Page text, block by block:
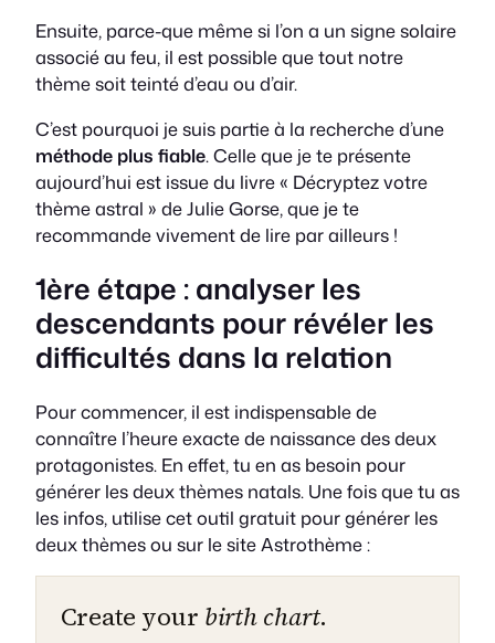
Ensuite, parce-que même si l’on a un signe solaire
associé au feu, il est possible que tout notre
thème soit teinté d’eau ou d’air.
C’est pourquoi je suis partie à la recherche d’une
méthode plus fiable. Celle que je te présente
aujourd’hui est issue du livre« Décryptez votre
thème astral » de Julie Gorse, que je te
recommande vivement de lire par ailleurs !
1ère étape : analyser les
descendants pour révéler les
difficultés dans la relation
Pour commencer, il est indispensable de
connaître l’heure exacte de naissance des deux
protagonistes. En effet, tu en as besoin pour
générer les deux thèmes natals. Une fois que tu as
les infos, utilise cet outil gratuit pour générer les
deux thèmes ou sur le site Astrothème :
Create your birth chart.